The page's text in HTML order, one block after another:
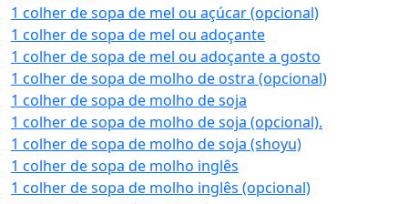
1 colher de sopa de mel ou açúcar (opcional)
1 colher de sopa de mel ou adoçante
1 colher de sopa de mel ou adoçante a gosto
1 colher de sopa de molho de ostra (opcional)
1 colher de sopa de molho de soja
1 colher de sopa de molho de soja (opcional).
1 colher de sopa de molho de soja (shoyu)
1 colher de sopa de molho inglês
1 colher de sopa de molho inglês (opcional)